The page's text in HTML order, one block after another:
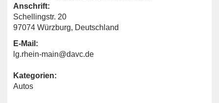
Anschrift:
Schellingstr. 20
97074 Würzburg, Deutschland
E-Mail:
lg.rhein-main@davc.de
Kategorien:
Autos